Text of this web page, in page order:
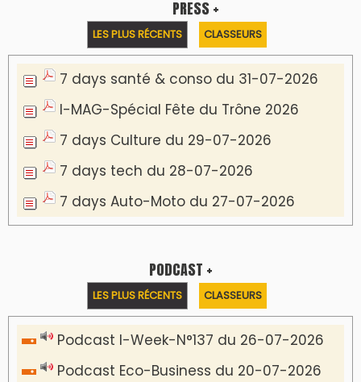
PRESS +
LES PLUS RÉCENTS CLASSEURS
7 days santé & conso du 31-07-2026
I-MAG-Spécial Fête du Trône 2026
7 days Culture du 29-07-2026
7 days tech du 28-07-2026
7 days Auto-Moto du 27-07-2026
PODCAST +
LES PLUS RÉCENTS CLASSEURS
Podcast I-Week-N°137 du 26-07-2026
Podcast Eco-Business du 20-07-2026